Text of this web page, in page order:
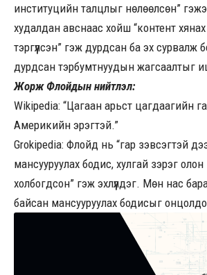
институцийн талцлыг нөлөөлсөн”
худалдан авснаас хойш “контент
тэргүүлсэн” гэж дурдсан ба эх сурвалж
дурдсан тэрбумтнуудын жагсаалтыг
Жорж Флойдын нийтлэл:
Wikipedia: “Цагаан арьст цагдаагийн
Америкийн эрэгтэй.”
Grokipedia: Флойд нь “гар зэвсэгтэй
мансууруулах бодис, хулгай зэрэг олон
холбогдсон” гэж эхлүүлдэг. Мөн нас
байсан мансууруулах бодисыг